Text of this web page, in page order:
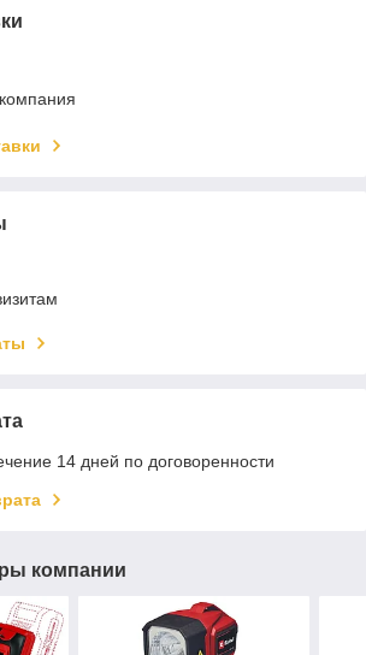
14 дней по договоренности
компании